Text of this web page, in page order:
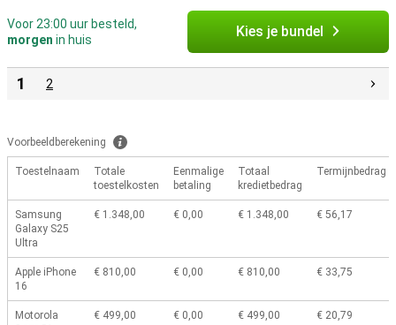
Voor 23:00 uur besteld,
morgen in huis Kies je bundel
1 2
Voorbeeldberekening
Toestelnaam
Totale
toestelkosten
Eenmalige
betaling
Totaal
kredietbedrag
Termijnbedrag
Samsung
Galaxy S25
Ultra
€ 1.348,00 € 0,00 € 1.348,00 € 56,17
Apple iPhone
16
€ 810,00 € 0,00 € 810,00 € 33,75
Motorola
€ 499,00 € 0,00 € 499,00 € 20,79